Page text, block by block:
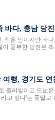
바다, 충남 당진
작은 땅이지만 바
풍부한 당진은
행, 경기도 연
둘러쌓이고 드넓
고 싶다'는 푯말로